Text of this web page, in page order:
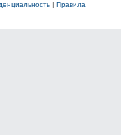
| Правила